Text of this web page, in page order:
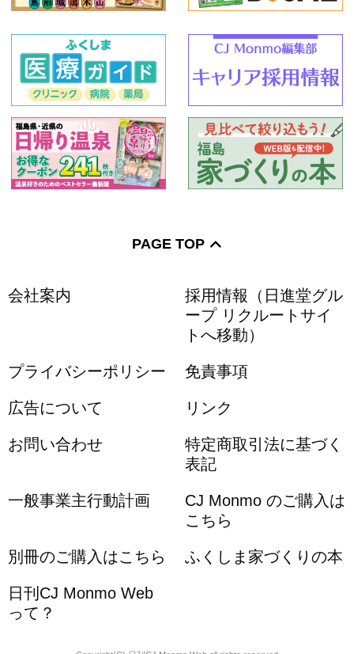
PAGE TOP
会社案内
採用情報（日進堂グル
ープ リクルートサイ
トへ移動）
プライバシーポリシー 免責事項
広告について リンク
お問い合わせ
特定商取引法に基づく
表記
一般事業主行動計画
CJ Monmo のご購入は
こちら
別冊のご購入はこちら ふくしま家づくりの本
日刊CJ Monmo Web
って？